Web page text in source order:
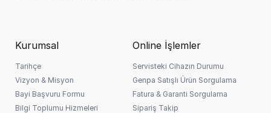
Kurumsal
Tarihçe
Vizyon & Misyon
Bayi Başvuru Formu
Bilgi Toplumu Hizmeleri
Online İşlemler
Servisteki Cihazın Durumu
Genpa Satışlı Ürün Sorgulama
Fatura & Garanti Sorgulama
Sipariş Takip